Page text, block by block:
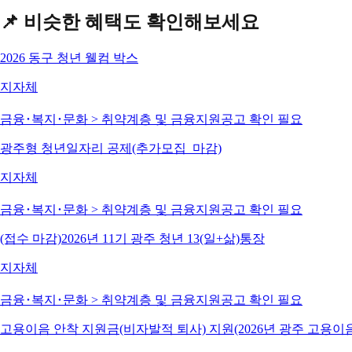
📌 비슷한 혜택도 확인해보세요
2026 동구 청년 웰컴 박스
지자체
금융･복지･문화 > 취약계층 및 금융지원 공고 확인 필요
광주형 청년일자리 공제(추가모집_마감)
지자체
금융･복지･문화 > 취약계층 및 금융지원 공고 확인 필요
(접수 마감)2026년 11기 광주 청년 13(일+삶)통장
지자체
금융･복지･문화 > 취약계층 및 금융지원 공고 확인 필요
고용이음 안착 지원금(비자발적 퇴사) 지원(2026년 광주 고용이